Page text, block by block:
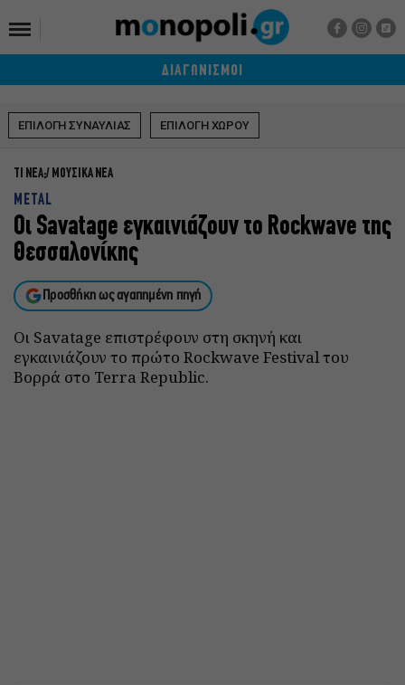
ΔΙΑΓΩΝΙΣΜΟΙ
ΕΠΙΛΟΓΗ ΣΥΝΑΥΛΙΑΣ ΕΠΙΛΟΓΗ ΧΩΡΟΥ
ΤΙ ΝΕΑ; ΜΟΥΣΙΚΑ ΝΕΑ
METAL
Οι Savatage εγκαινιάζουν το Rockwave της
Θεσσαλονίκης
Προσθήκη ως αγαπημένη πηγή
Οι Savatage επιστρέφουν στη σκηνή και
εγκαινιάζουν το πρώτο Rockwave Festival του
Βορρά στο Terra Republic.